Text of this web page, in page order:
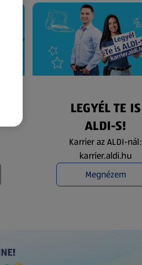
LEGYÉL TE IS
ALDI-S!
Karrier az ALDI-nál:
karrier.aldi.hu
Megnézem